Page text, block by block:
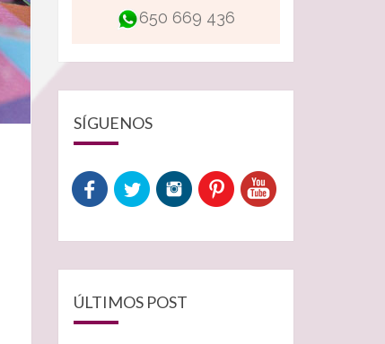
650 669 436
SÍGUENOS
ÚLTIMOS POST